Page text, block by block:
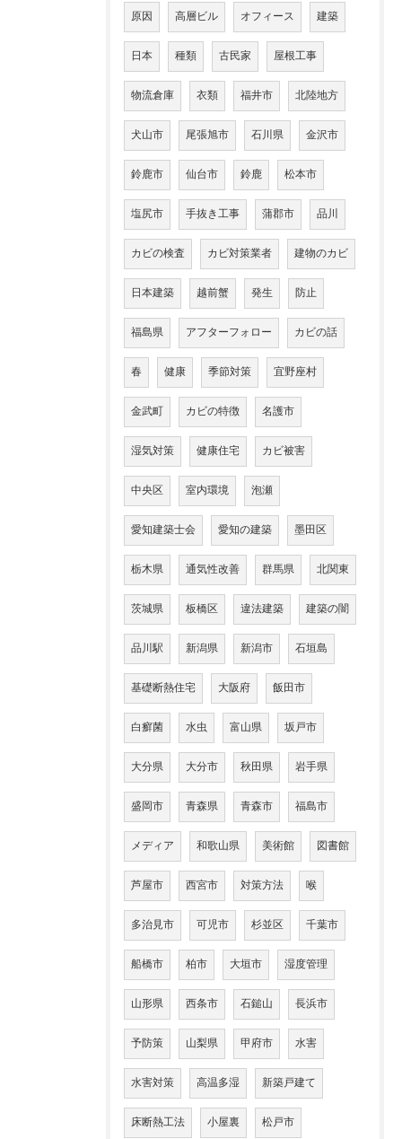
原因 高層ビル オフィース 建築
日本 種類 古民家 屋根工事
物流倉庫 衣類 福井市 北陸地方
犬山市 尾張旭市 石川県 金沢市
鈴鹿市 仙台市 鈴鹿 松本市
塩尻市 手抜き工事 蒲郡市 品川
カビの検査 カビ対策業者 建物のカビ
日本建築 越前蟹 発生 防止
福島県 アフターフォロー カビの話
春 健康 季節対策 宜野座村
金武町 カビの特徴 名護市
湿気対策 健康住宅 カビ被害
中央区 室内環境 泡瀬
愛知建築士会 愛知の建築 墨田区
栃木県 通気性改善 群馬県 北関東
茨城県 板橋区 違法建築 建築の闇
品川駅 新潟県 新潟市 石垣島
基礎断熱住宅 大阪府 飯田市
白癬菌 水虫 富山県 坂戸市
大分県 大分市 秋田県 岩手県
盛岡市 青森県 青森市 福島市
メディア 和歌山県 美術館 図書館
芦屋市 西宮市 対策方法 喉
多治見市 可児市 杉並区 千葉市
船橋市 柏市 大垣市 湿度管理
山形県 西条市 石鎚山 長浜市
予防策 山梨県 甲府市 水害
水害対策 高温多湿 新築戸建て
床断熱工法 小屋裏 松戸市